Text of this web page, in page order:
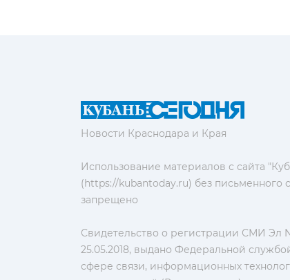
Новости Краснодара и Края
Использование материалов с сайта
(https://kubantoday.ru) без письменного
запрещено
Свидетельство о регистрации СМИ Эл
25.05.2018, выдано Федеральной
сфере связи, информационных